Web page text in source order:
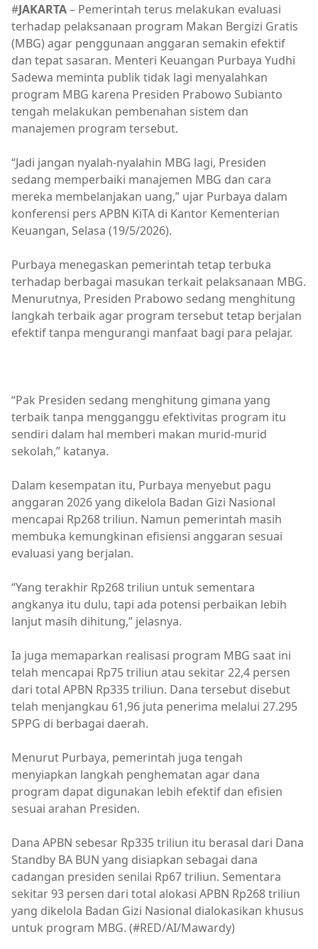
#JAKARTA– Pemerintah terus melakukan evaluasi
terhadap pelaksanaan program Makan Bergizi Gratis
(MBG) agar penggunaan anggaran semakin efektif
dan tepat sasaran. Menteri Keuangan Purbaya Yudhi
Sadewa meminta publik tidak lagi menyalahkan
program MBG karena Presiden Prabowo Subianto
tengah melakukan pembenahan sistem dan
manajemen program tersebut.
“Jadi jangan nyalah-nyalahin MBG lagi, Presiden
sedang memperbaiki manajemen MBG dan cara
mereka membelanjakan uang,” ujar Purbaya dalam
konferensi pers APBN KiTA di Kantor Kementerian
Keuangan, Selasa (19/5/2026).
Purbaya menegaskan pemerintah tetap terbuka
terhadap berbagai masukan terkait pelaksanaan MBG.
Menurutnya, Presiden Prabowo sedang menghitung
langkah terbaik agar program tersebut tetap berjalan
efektif tanpa mengurangi manfaat bagi para pelajar.
“Pak Presiden sedang menghitung gimana yang
terbaik tanpa mengganggu efektivitas program itu
sendiri dalam hal memberi makan murid-murid
sekolah,” katanya.
Dalam kesempatan itu, Purbaya menyebut pagu
anggaran 2026 yang dikelola Badan Gizi Nasional
mencapai Rp268 triliun. Namun pemerintah masih
membuka kemungkinan efisiensi anggaran sesuai
evaluasi yang berjalan.
“Yang terakhir Rp268 triliun untuk sementara
angkanya itu dulu, tapi ada potensi perbaikan lebih
lanjut masih dihitung,” jelasnya.
Ia juga memaparkan realisasi program MBG saat ini
telah mencapai Rp75 triliun atau sekitar 22,4 persen
dari total APBN Rp335 triliun. Dana tersebut disebut
telah menjangkau 61,96 juta penerima melalui 27.295
SPPG di berbagai daerah.
Menurut Purbaya, pemerintah juga tengah
menyiapkan langkah penghematan agar dana
program dapat digunakan lebih efektif dan efisien
sesuai arahan Presiden.
Dana APBN sebesar Rp335 triliun itu berasal dari Dana
Standby BA BUN yang disiapkan sebagai dana
cadangan presiden senilai Rp67 triliun. Sementara
sekitar 93 persen dari total alokasi APBN Rp268 triliun
yang dikelola Badan Gizi Nasional dialokasikan khusus
untuk program MBG. (#RED/AI/Mawardy)